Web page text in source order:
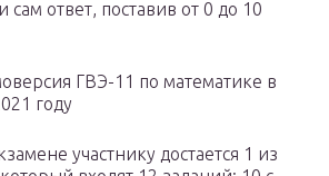
ответ, поставив от 0 до 10
ГВЭ-11 по математике в
году
участнику достается 1 из